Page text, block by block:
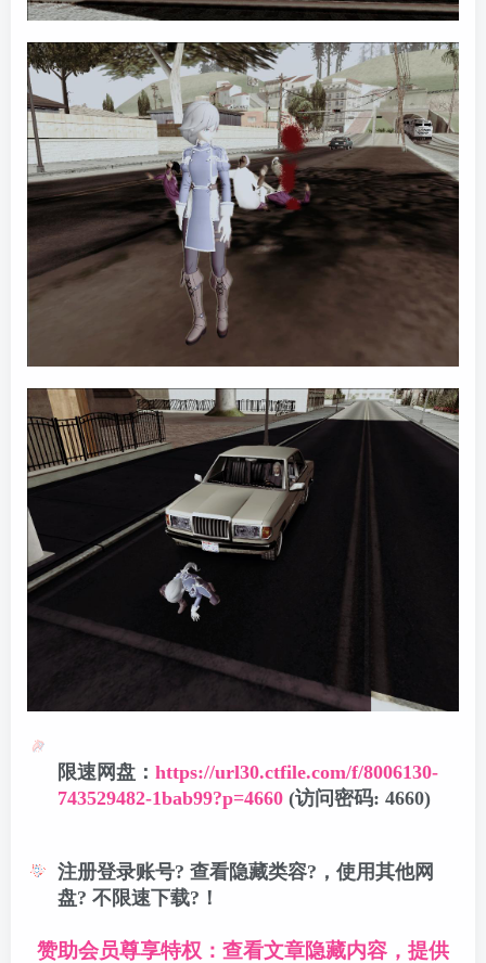
限速网盘： https://url30.ctfile.com/f/8006130-
743529482-1bab99?p=4660 (访问密码: 4660)
注册登录账号? 查看隐藏类容?，使用其他网
盘? 不限速下载?！
赞助会员尊享特权：查看文章隐藏内容，提供